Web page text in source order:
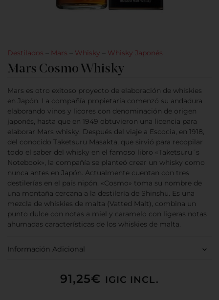
Destilados Mars Whisky Whisky Japonés
Mars Cosmo Whisky
Mars es otro exitoso proyecto de elaboración de whiskies
en Japón. La compañía propietaria comenzó su andadura
elaborando vinos y licores con denominación de origen
japonés, hasta que en 1949 obtuvieron una licencia para
elaborar Mars whisky. Después del viaje a Escocia, en 1918,
del conocido Taketsuru Masakta, que sirvió para recopilar
todo el saber del whisky en el famoso libro «Taketsuru´s
Notebook», la compañía se planteó crear un whisky como
nunca antes en Japón. Actualmente cuentan con tres
destilerías en el país nipón. «Cosmo» toma su nombre de
una montaña cercana a la destilería de Shinshu. Es una
mezcla de whiskies de malta (Vatted Malt), combina un
punto dulce con notas a miel y caramelo con ligeras notas
ahumadas características de los whiskies de malta.
Información Adicional
91,25€ IGIC INCL.